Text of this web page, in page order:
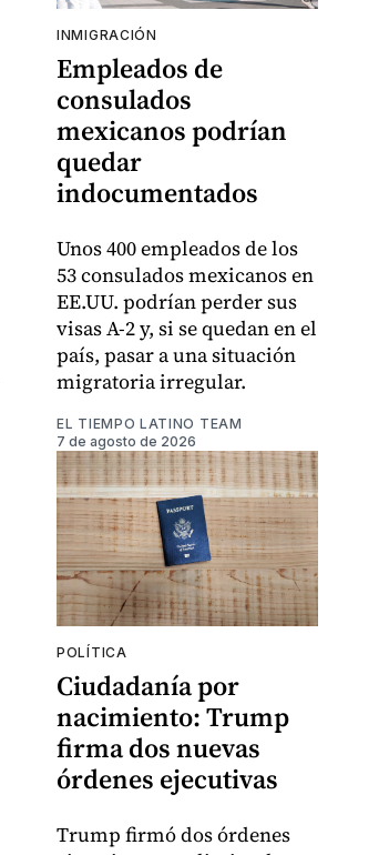
INMIGRACIÓN
Empleados de
consulados
mexicanos podrían
quedar
indocumentados
Unos 400 empleados de los
53 consulados mexicanos en
EE.UU. podrían perder sus
visas A-2 y, si se quedan en el
país, pasar a una situación
migratoria irregular.
EL TIEMPO LATINO TEAM
7 de agosto de 2026
POLÍTICA
Ciudadanía por
nacimiento: Trump
firma dos nuevas
órdenes ejecutivas
Trump firmó dos órdenes